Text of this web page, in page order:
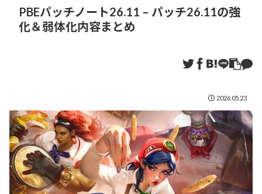
PBEパッチノート26.11 – パッチ26.11の強
化＆弱体化内容まとめ
2026.05.23